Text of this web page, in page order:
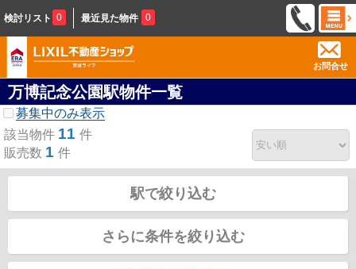
検討リスト 0 最近見た物件 0
お問合せ
万博記念公園駅物件一覧
募集中のみ表示
該当物件 11 件
販売数 1 件
駅で絞り込む
さらに条件を絞り込む